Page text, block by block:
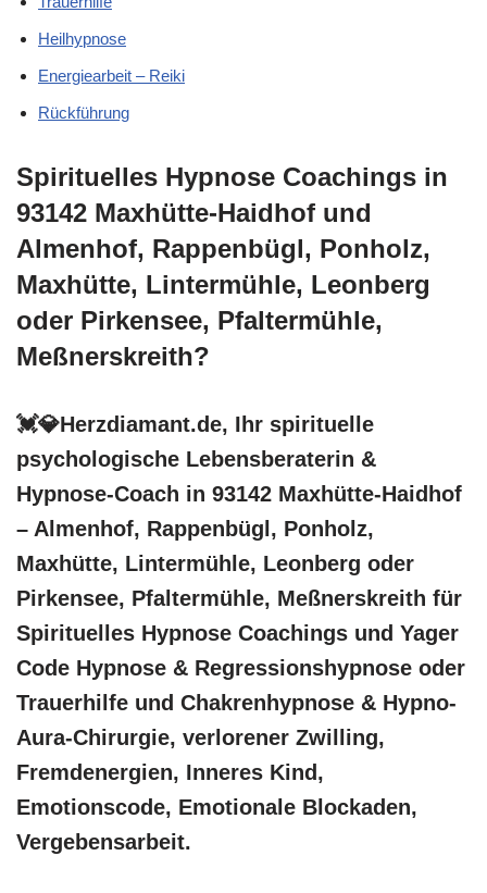
Heilhypnose
Energiearbeit – Reiki
Rückführung
Spirituelles Hypnose Coachings in
93142 Maxhütte-Haidhof und
Almenhof, Rappenbügl, Ponholz,
Maxhütte, Lintermühle, Leonberg
oder Pirkensee, Pfaltermühle,
Meßnerskreith?
💓️💎Herzdiamant.de, Ihr spirituelle
psychologische Lebensberaterin &
Hypnose-Coach in 93142 Maxhütte-Haidhof
– Almenhof, Rappenbügl, Ponholz,
Maxhütte, Lintermühle, Leonberg oder
Pirkensee, Pfaltermühle, Meßnerskreith für
Spirituelles Hypnose Coachings und Yager
Code Hypnose & Regressionshypnose oder
Trauerhilfe und Chakrenhypnose & Hypno-
Aura-Chirurgie, verlorener Zwilling,
Fremdenergien, Inneres Kind,
Emotionscode, Emotionale Blockaden,
Vergebensarbeit.